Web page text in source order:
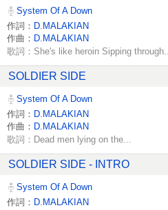
System Of A Down
作詞： D.MALAKIAN
作曲： D.MALAKIAN
歌詞：She's like heroin Sipping through...
SOLDIER SIDE
System Of A Down
作詞： D.MALAKIAN
作曲： D.MALAKIAN
歌詞：Dead men lying on the...
SOLDIER SIDE - INTRO
System Of A Down
作詞： D.MALAKIAN